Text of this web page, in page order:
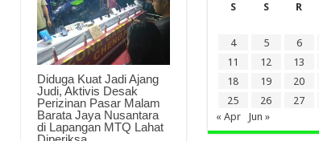
Diduga Kuat Jadi Ajang
Judi, Aktivis Desak
Perizinan Pasar Malam
Barata Jaya Nusantara
di Lapangan MTQ Lahat
S
S R
4
5 6
11
12 13
18
19 20
25
26 27
« Apr
Jun »